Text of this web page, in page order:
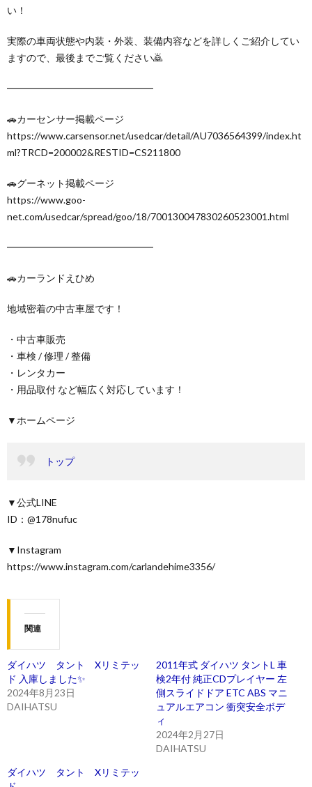
い！
実際の車両状態や内装・外装、装備内容などを詳しくご紹介してい
ますので、最後までご覧ください🙇
━━━━━━━━━━━━━━━
🚗カーセンサー掲載ページ
https://www.carsensor.net/usedcar/detail/AU7036564399/index.ht
ml?TRCD=200002&RESTID=CS211800
🚗グーネット掲載ページ
https://www.goo-
net.com/usedcar/spread/goo/18/700130047830260523001.html
━━━━━━━━━━━━━━━
🚗カーランドえひめ
地域密着の中古車屋です！
・中古車販売
・車検 / 修理 / 整備
・レンタカー
・用品取付 など幅広く対応しています！
▼ホームページ
トップ
▼公式LINE
ID：@178nufuc
▼Instagram
https://www.instagram.com/carlandehime3356/
関連
ダイハツ タント Xリミテッ
ド 入庫しました✨
2024年8月23日
DAIHATSU
2011年式 ダイハツ タントL 車
検2年付 純正CDプレイヤー 左
側スライドドア ETC ABS マニ
ュアルエアコン 衝突安全ボデ
ィ
2024年2月27日
DAIHATSU
ダイハツ タント Xリミテッ